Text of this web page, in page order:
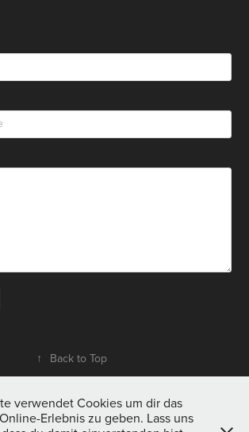
↑ Back to Top
verwendet Cookies um dir das
Erlebnis zu geben. Lass uns